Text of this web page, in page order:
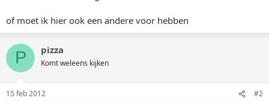
of moet ik hier ook een andere voor hebben
P pizza
Komt weleens kijken
15 feb 2012 #2